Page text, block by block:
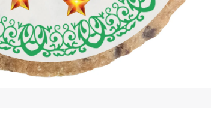
The struggle is real: Unsere
Verpackungsoptionen